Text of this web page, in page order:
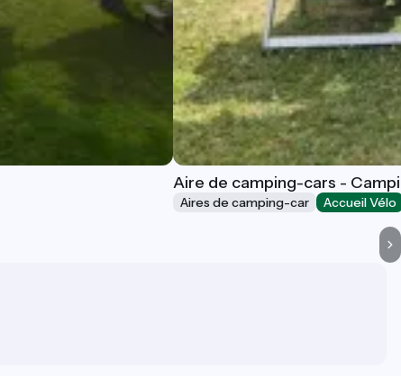
Aire de camping-cars -
Aires de camping-car Accueil Vélo